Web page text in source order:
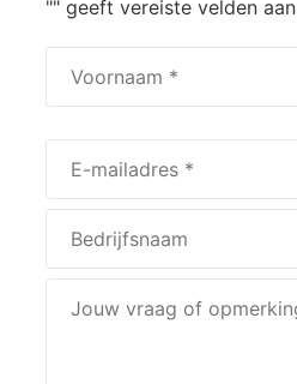
"" geeft vereiste velden aan